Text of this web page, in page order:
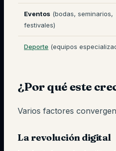
Eventos (bodas, seminarios,
festivales)
Deporte (equipos
¿Por qué este
Varios factores
La revolución digital